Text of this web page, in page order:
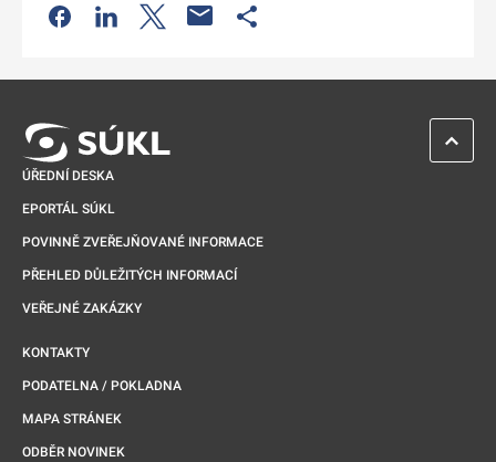
Odkaz se otevře na nové kartě
Odkaz se otevře na nové kartě
Odkaz se otevře na nové kartě
ÚŘEDNÍ DESKA
EPORTÁL SÚKL
POVINNĚ ZVEŘEJŇOVANÉ INFORMACE
PŘEHLED DŮLEŽITÝCH INFORMACÍ
VEŘEJNÉ ZAKÁZKY
KONTAKTY
PODATELNA / POKLADNA
MAPA STRÁNEK
ODBĚR NOVINEK
ZPĚT